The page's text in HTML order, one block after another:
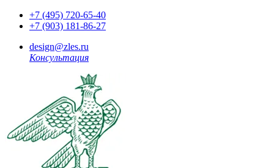
+7 (495) 720-65-40
+7 (903) 181-86-27
design@zles.ru
Консультация